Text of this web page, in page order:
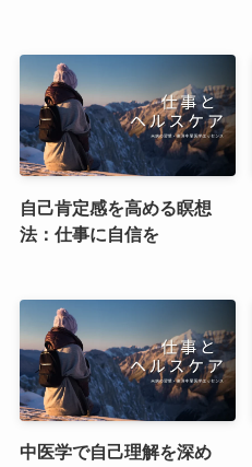
自己肯定感を高める瞑想
法：仕事に自信を
中医学で自己理解を深め